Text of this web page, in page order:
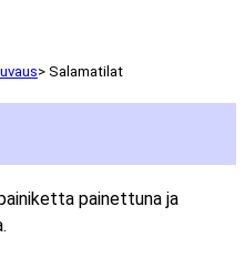
Salamatilat
painettuna ja